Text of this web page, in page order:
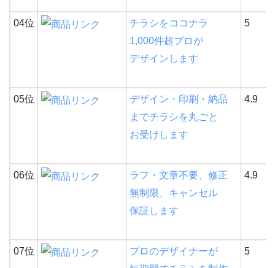
04位
チラシをココナラ
1,000件超プロが
デザインします
5
05位
デザイン・印刷・納品
までチラシを丸ごと
お受けします
4.9
06位
ラフ・文章不要、修正
無制限、キャンセル
保証します
4.9
07位
プロのデザイナーが
5